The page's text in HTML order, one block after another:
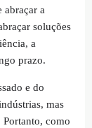
abraçar a
soluções
a
prazo.
e do
mas
Portanto, como